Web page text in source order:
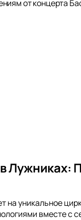
от концерта
Лужниках:
уникальное
вместе с